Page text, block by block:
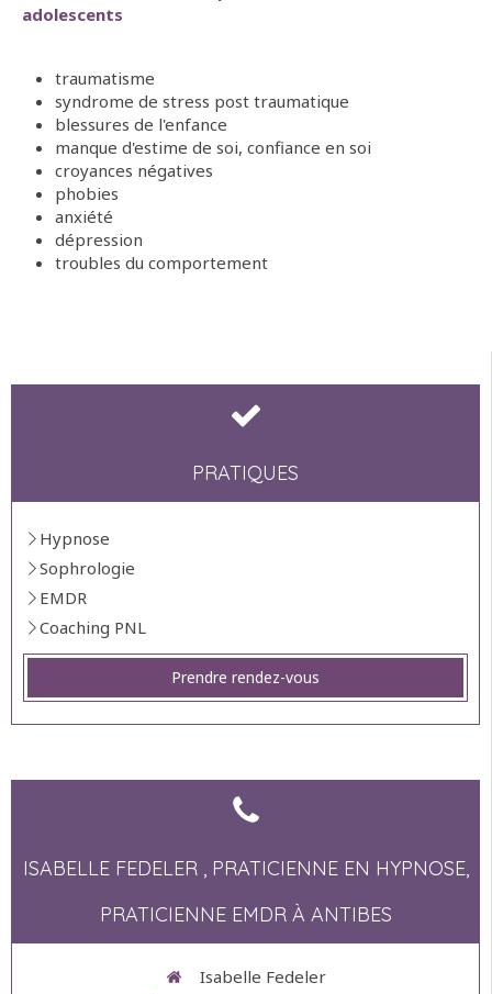
adolescents
traumatisme
syndrome de stress post traumatique
blessures de l'enfance
manque d'estime de soi, confiance en soi
croyances négatives
phobies
anxiété
dépression
troubles du comportement
PRATIQUES
Hypnose
Sophrologie
EMDR
Coaching PNL
Prendre rendez-vous
ISABELLE FEDELER , PRATICIENNE EN HYPNOSE,
PRATICIENNE EMDR À ANTIBES
Isabelle Fedeler